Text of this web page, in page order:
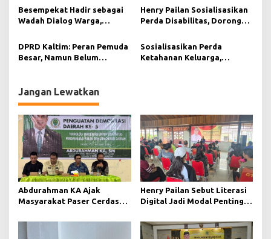
s
Modern di Pedalaman Kukar
Kaman
Besempekat Hadir sebagai
Wadah Dialog Warga,
Aspirasi Masyarakat Paser
Henry Pailan Sosialisasikan
Perda Disabilitas, Dorong
DPRD Kaltim: Peran Pemuda
Besar, Namun Belum
Sosialisasikan Perda
Ketahanan Keluarga,
Jangan Lewatkan
Abdurahman KA Ajak
Masyarakat Paser Cerdas
Digital
Henry Pailan Sebut Literasi
Digital Jadi Modal Penting
Lebih Terbuka